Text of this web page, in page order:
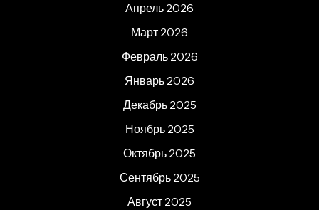
Апрель 2026
Март 2026
Февраль 2026
Январь 2026
Декабрь 2025
Ноябрь 2025
Октябрь 2025
Сентябрь 2025
Август 2025